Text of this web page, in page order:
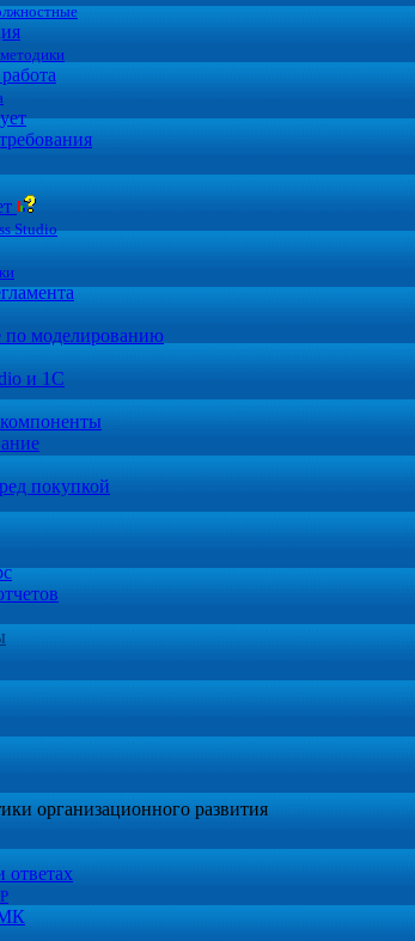
Studio
по моделированию
и 1С
покупкой
организационного развития